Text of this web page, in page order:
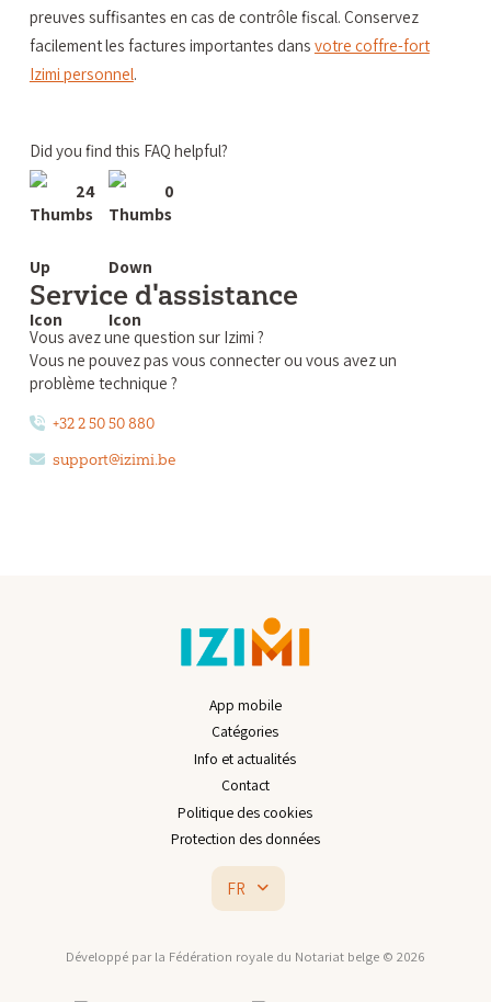
preuves suffisantes en cas de contrôle fiscal. Conservez
facilement les factures importantes dans votre coffre-fort
Izimi personnel.
Did you find this FAQ helpful?
24
0
Service d'assistance
Vous avez une question sur Izimi ?
Vous ne pouvez pas vous connecter ou vous avez un
problème technique ?
+32 2 50 50 880
support@izimi.be
App mobile
Catégories
Info et actualités
Contact
Politique des cookies
Protection des données
FR
Développé par la Fédération royale du Notariat belge © 2026